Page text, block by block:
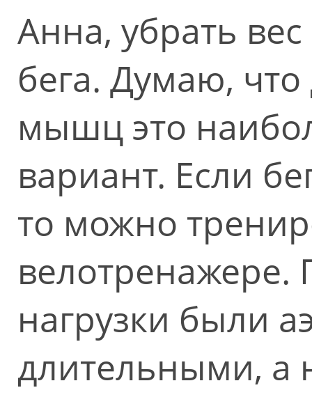
Анна, убрать
бега. Думаю,
мышц это
вариант. Если
то можно
велотренажере.
нагрузки были
длительными, а